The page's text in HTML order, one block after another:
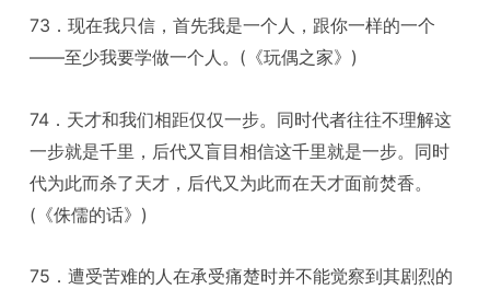
73．现在我只信，首先我是一个人，跟你一样的一个
——至少我要学做一个人。(《玩偶之家》)
74．天才和我们相距仅仅一步。同时代者往往不理解这
一步就是千里，后代又盲目相信这千里就是一步。同时
代为此而杀了天才，后代又为此而在天才面前焚香。
(《侏儒的话》)
75．遭受苦难的人在承受痛楚时并不能觉察到其剧烈的